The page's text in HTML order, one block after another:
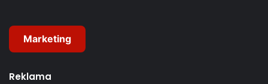
Marketing
Reklama